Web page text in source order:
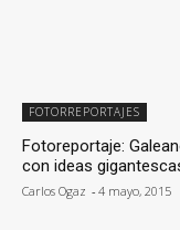
FOTORREPORTAJES
Fotoreportaje:
con ideas
Carlos Ogaz - 4 mayo, 2015